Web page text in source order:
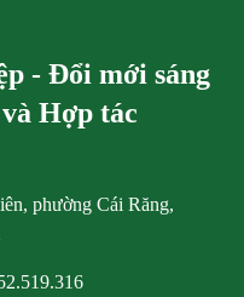
- Đổi mới sáng
Hợp tác
phường Cái Răng,